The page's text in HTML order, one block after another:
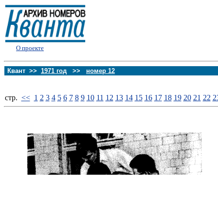
О проекте
Квант >> 1971 год >> номер 12
стp. << 1 2 3 4 5 6 7 8 9 10 11 12 13 14 15 16 17 18 19 20 21 22